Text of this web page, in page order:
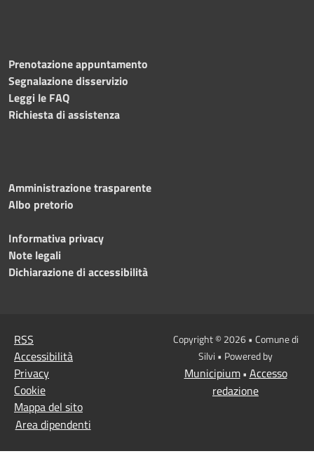
Prenotazione appuntamento
Segnalazione disservizio
Leggi le FAQ
Richiesta di assistenza
Amministrazione trasparente
Albo pretorio
Informativa privacy
Note legali
Dichiarazione di accessibilità
RSS
Accessibilità
Privacy
Cookie
Mappa del sito
Area dipendenti
Copyright © 2026 • Comune di
Silvi • Powered by
Municipium• Accesso
redazione